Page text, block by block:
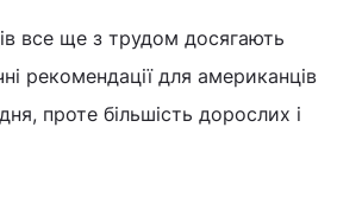
все ще з трудом досягають
рекомендації для американців
проте більшість дорослих і